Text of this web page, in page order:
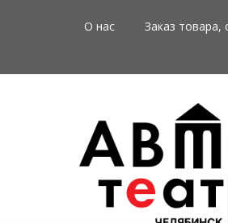
О нас Заказ товара,